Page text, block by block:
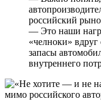
российский
— Это наши
«челноки» вдруг
запасы
внутреннего